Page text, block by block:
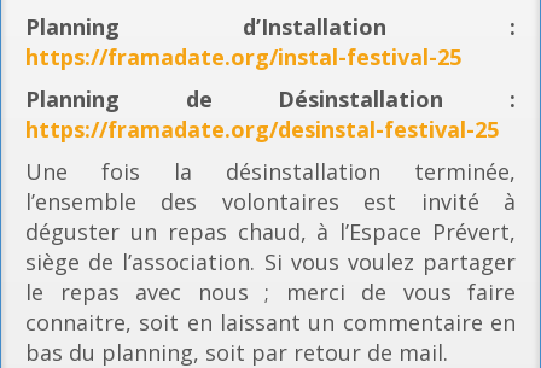
Planning d’Installation :
https://framadate.org/instal-festival-25
Planning de Désinstallation :
https://framadate.org/desinstal-festival-25
Une fois la désinstallation terminée,
l’ensemble des volontaires est invité à
déguster un repas chaud, à l’Espace Prévert,
siège de l’association. Si vous voulez partager
le repas avec nous ; merci de vous faire
connaitre, soit en laissant un commentaire en
bas du planning, soit par retour de mail.